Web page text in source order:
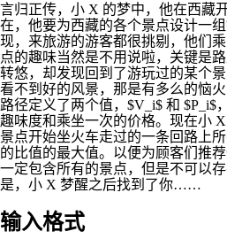
言归正传，小 X 的梦中，他在西藏
在，他要为西藏的各个景点设计一
现，来旅游的游客都很挑剔，他们
点的趣味当然是不用说啦，关键是
转悠，却发现回到了游玩过的某个
看不到好的风景，那是有多么的恼
路径定义了两个值，$V_i$ 和 $P_i$
趣味度和乘坐一次的价格。现在小
景点开始坐火车走过的一条回路上
的比值的最大值。以便为顾客们推
一定包含所有的景点，但是不可以
是，小 X 梦醒之后找到了你……
输入格式